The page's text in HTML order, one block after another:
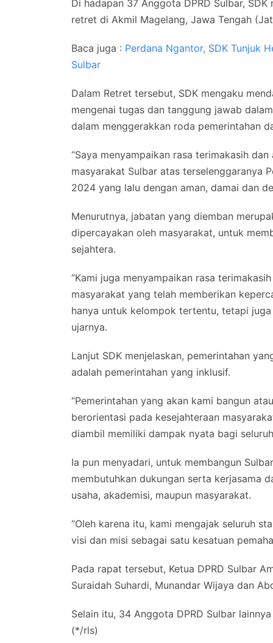
Di hadapan 37 Anggota DPRD Sulbar,
retret di Akmil Magelang, Jawa Tengah
Baca juga : Perdana Ngantor, SDK Tunjuk
Sulbar
Dalam Retret tersebut, SDK mengaku
mengenai tugas dan tanggung jawab
dalam menggerakkan roda pemerintahan
“Saya menyampaikan rasa terimakasih
masyarakat Sulbar atas terselenggaranya
2024 yang lalu dengan aman, damai dan
Menurutnya, jabatan yang diemban
dipercayakan oleh masyarakat, untuk
sejahtera.
“Kami juga menyampaikan rasa
masyarakat yang telah memberikan
hanya untuk kelompok tertentu, tetapi
ujarnya.
Lanjut SDK menjelaskan, pemerintahan
adalah pemerintahan yang inklusif.
“Pemerintahan yang akan kami bangun
berorientasi pada kesejahteraan
diambil memiliki dampak nyata bagi
Ia pun menyadari, untuk membangun
membutuhkan dukungan serta kerjasama
usaha, akademisi, maupun masyarakat.
“Oleh karena itu, kami mengajak seluruh
visi dan misi sebagai satu kesatuan
Pada rapat tersebut, Ketua DPRD Sulbar
Suraidah Suhardi, Munandar Wijaya dan
Selain itu, 34 Anggota DPRD Sulbar
(*/rls)